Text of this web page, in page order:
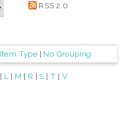
RSS 2.0
Item Type | No Grouping
| L | M | R | S | T | V